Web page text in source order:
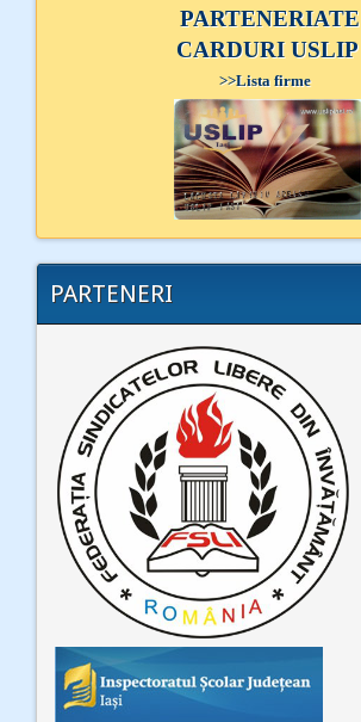
PARTENERIATE
CARDURI USLIP
>>Lista firme
PARTENERI